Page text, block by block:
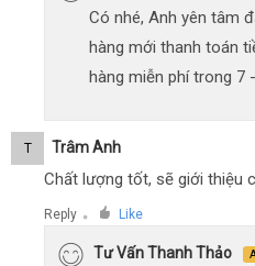
Có nhé, Anh yên tâm
hàng mới thanh toán
hàng miễn phí trong 7
T Trâm Anh
Chất lượng tốt, sẽ giới thiệu
Reply ● Like
Tư Vấn Thanh Thảo